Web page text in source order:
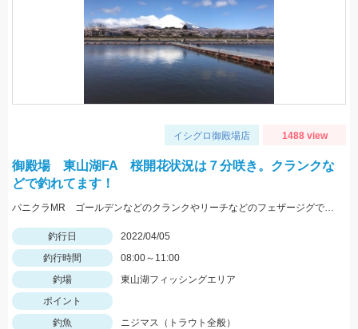
イシグロ御殿場店 1488 view
御殿場 東山湖FA 桜開花状況は７分咲き。クランクな
どで釣れてます！
パニクラMR ゴールデンなどのクランクやリーチなどのフェザージグで良く釣れますよ～
釣行日
2022/04/05
釣行時間
08:00～11:00
釣場
東山湖フィッシングエリア
ポイント
釣魚
ニジマス（トラウト全般）